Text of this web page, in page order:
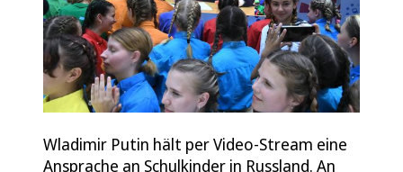
Wladimir Putin hält per Video-Stream eine
Ansprache an Schulkinder in Russland. An